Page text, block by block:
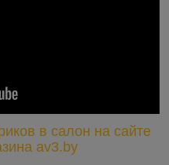
в салон на сайте
av3.by